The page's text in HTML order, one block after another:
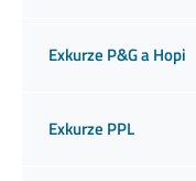
Exkurze P&G a Hopi
Exkurze PPL